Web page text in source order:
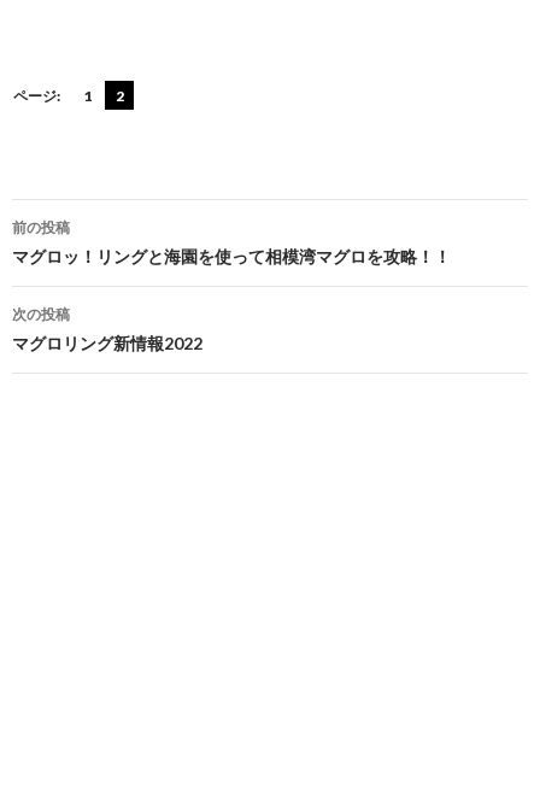
ページ: 1 2
投
稿
ナ
ビ
前の投稿
マグロッ！リングと海園を使って相模湾マグロを攻略！！
次の投稿
マグロリング新情報2022